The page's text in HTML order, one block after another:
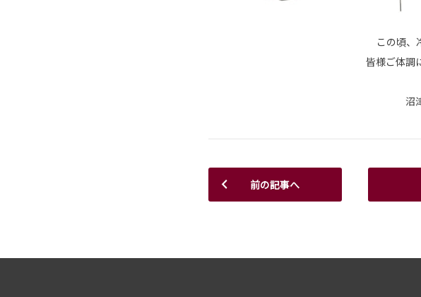
この頃、
皆様ご体調
沼
前の記事へ